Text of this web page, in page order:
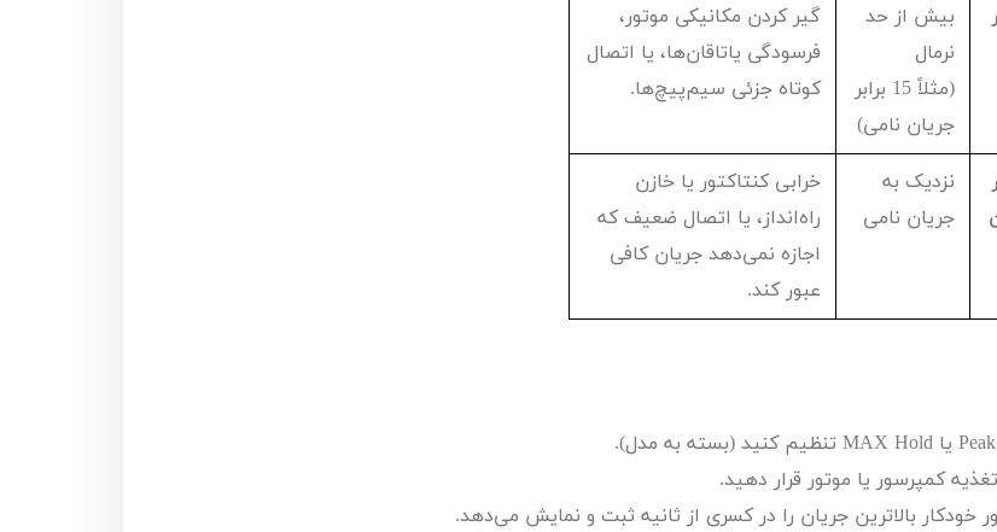
بیش از حد
نرمال
(مثلاً15 برابر
جریان نامی)
گیر کردن مکانیکی موتور،
فرسودگی یاتاقان‌ها، یا اتصال
کوتاه جزئی سیم‌پیچ‌ها.
نزدیک به
جریان نامی
خرابی کنتاکتور یا خازن
راه‌انداز، یا اتصال ضعیف که
اجازه نمی‌دهد جریان کافی
عبور کند.
Peak یاMAX Hold تنظیم کنید (بسته به مدل).
کمپرسور یا موتور قرار دهید.
خودکار بالاترین جریان را در کسری از ثانیه ثبت و نمایش می‌دهد.